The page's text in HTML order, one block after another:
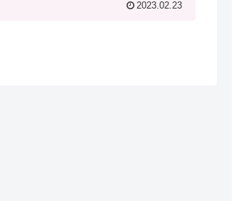
2023.02.23